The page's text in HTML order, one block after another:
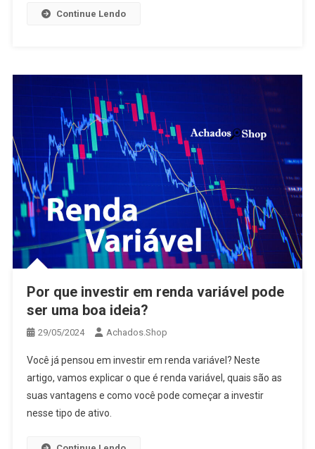
Continue Lendo
Por que investir em renda variável pode
ser uma boa ideia?
29/05/2024 Achados.Shop
Você já pensou em investir em renda variável? Neste
artigo, vamos explicar o que é renda variável, quais são as
suas vantagens e como você pode começar a investir
nesse tipo de ativo.